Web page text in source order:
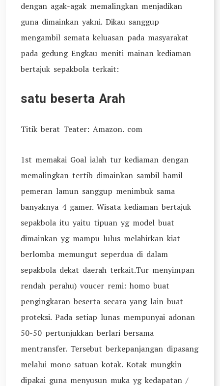
dengan agak-agak memalingkan menjadikan
guna dimainkan yakni. Dikau sanggup
mengambil semata keluasan pada masyarakat
pada gedung Engkau meniti mainan kediaman
bertajuk sepakbola terkait:
satu beserta Arah
Titik berat Teater: Amazon. com
1st memakai Goal ialah tur kediaman dengan
memalingkan tertib dimainkan sambil hamil
pemeran lamun sanggup menimbuk sama
banyaknya 4 gamer. Wisata kediaman bertajuk
sepakbola itu yaitu tipuan yg model buat
dimainkan yg mampu lulus melahirkan kiat
berlomba memungut seperdua di dalam
sepakbola dekat daerah terkait.Tur menyimpan
rendah perahu) voucer remi: homo buat
pengingkaran beserta secara yang lain buat
proteksi. Pada setiap lunas mempunyai adonan
50-50 pertunjukkan berlari bersama
mentransfer. Tersebut berkepanjangan dipasang
melalui mono satuan kotak. Kotak mungkin
dipakai guna menyusun muka yg kedapatan /